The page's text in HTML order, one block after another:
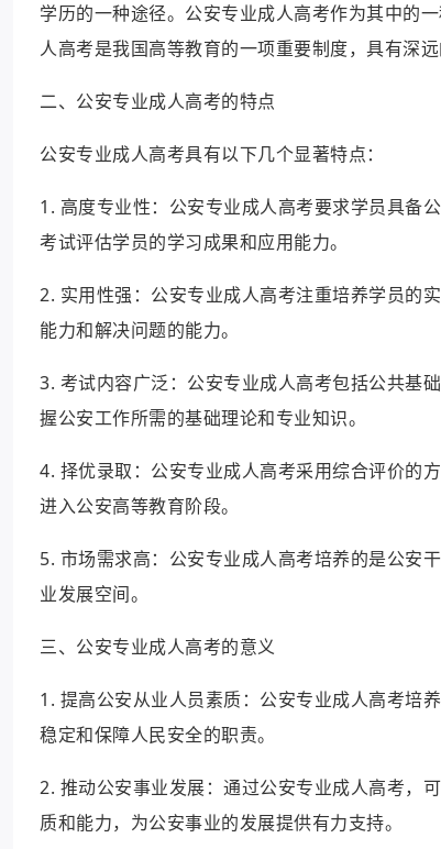
学历的一种途径。公安专业成人高考作为其中的
人高考是我国高等教育的一项重要制度，具有深远
二、公安专业成人高考的特点
公安专业成人高考具有以下几个显著特点：
1. 高度专业性：公安专业成人高考要求学员具备
考试评估学员的学习成果和应用能力。
2. 实用性强：公安专业成人高考注重培养学员的
能力和解决问题的能力。
3. 考试内容广泛：公安专业成人高考包括公共基
握公安工作所需的基础理论和专业知识。
4. 择优录取：公安专业成人高考采用综合评价的
进入公安高等教育阶段。
5. 市场需求高：公安专业成人高考培养的是公安
业发展空间。
三、公安专业成人高考的意义
1. 提高公安从业人员素质：公安专业成人高考培
稳定和保障人民安全的职责。
2. 推动公安事业发展：通过公安专业成人高考，
质和能力，为公安事业的发展提供有力支持。